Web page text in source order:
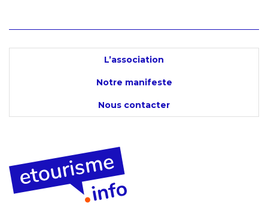
L’association
Notre manifeste
Nous contacter